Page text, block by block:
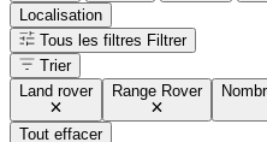
Localisation
Tous les filtres Filtrer
Trier
Land rover
Range Rover
Tout effacer